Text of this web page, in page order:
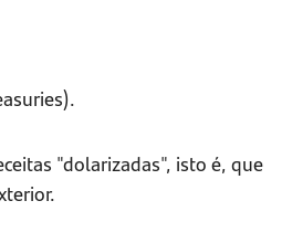
"dolarizadas", isto é, que